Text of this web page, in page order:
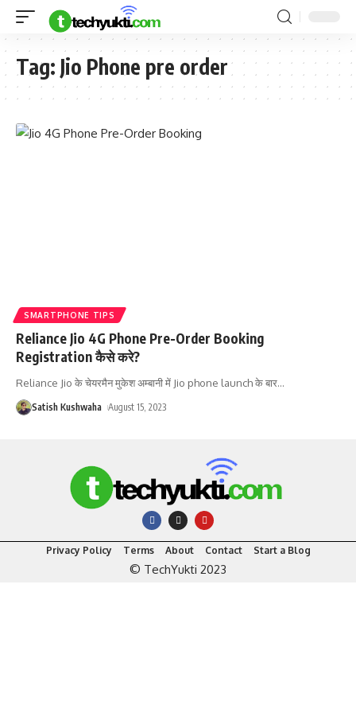
Tag: Jio Phone pre order
SMARTPHONE TIPS
Reliance Jio 4G Phone Pre-Order Booking
Registration कैसे करे?
Reliance Jio के चेयरमैन मुकेश अम्बानी में Jio phone launch के बार…
Satish Kushwaha August 15, 2023
Privacy Policy Terms About Contact Start a Blog
© TechYukti 2023